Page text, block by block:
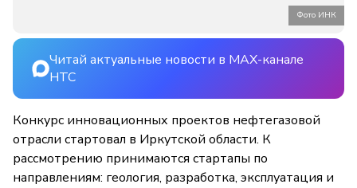
Фото ИНК
Читай актуальные новости в MAX-канале
НТС
Конкурс инновационных проектов нефтегазовой
отрасли стартовал в Иркутской области. К
рассмотрению принимаются стартапы по
направлениям: геология, разработка, эксплуатация и